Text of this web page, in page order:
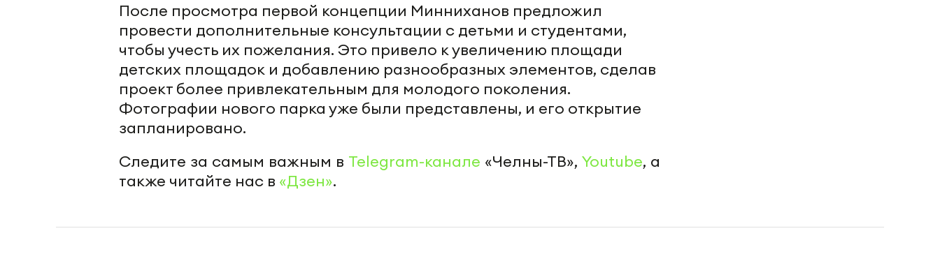
После просмотра первой концепции Минниханов предложил
провести дополнительные консультации с детьми и студентами,
чтобы учесть их пожелания. Это привело к увеличению площади
детских площадок и добавлению разнообразных элементов, сделав
проект более привлекательным для молодого поколения.
Фотографии нового парка уже были представлены, и его открытие
запланировано.
Следите за самым важным в Telegram-канале «Челны-ТВ», Youtube, а
также читайте нас в «Дзен».